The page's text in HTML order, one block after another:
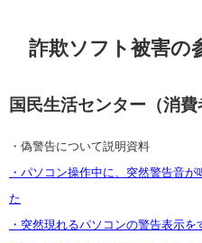
詐欺ソフト被害の
国民生活センター（消費
・偽警告について説明資料
・パソコン操作中に、突然警告音
た
・突然現れるパソコンの警告表示